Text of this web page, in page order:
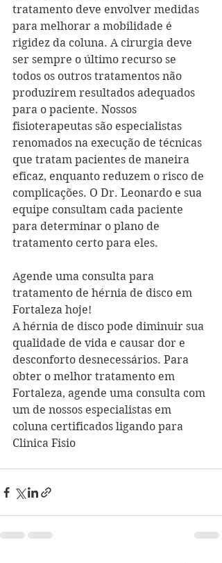
tratamento deve envolver medidas
para melhorar a mobilidade é
rigidez da coluna. A cirurgia deve
ser sempre o último recurso se
todos os outros tratamentos não
produzirem resultados adequados
para o paciente. Nossos
fisioterapeutas são especialistas
renomados na execução de técnicas
que tratam pacientes de maneira
eficaz, enquanto reduzem o risco de
complicações. O Dr. Leonardo e sua
equipe consultam cada paciente
para determinar o plano de
tratamento certo para eles.
Agende uma consulta para
tratamento de hérnia de disco em
Fortaleza hoje!
A hérnia de disco pode diminuir sua
qualidade de vida e causar dor e
desconforto desnecessários. Para
obter o melhor tratamento em
Fortaleza, agende uma consulta com
um de nossos especialistas em
coluna certificados ligando para
Clinica Fisio